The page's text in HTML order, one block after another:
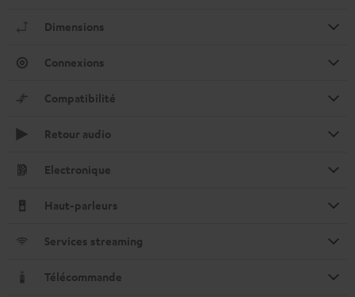
Dimensions
Connexions
Compatibilité
Retour audio
Electronique
Haut-parleurs
Services streaming
Télécommande